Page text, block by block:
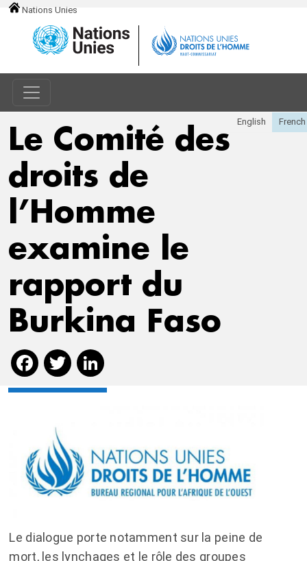
Nations Unies
Le Comité des
droits de
l’Homme
examine le
rapport du
Burkina Faso
Facebook
Twitter
Le dialogue porte notamment sur la peine de
mort, les lynchages et le rôle des groupes